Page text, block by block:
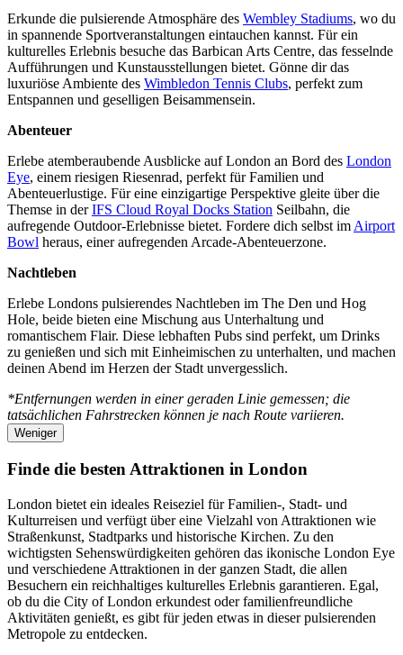
Erkunde die pulsierende Atmosphäre des Wembley Stadiums, wo du
in spannende Sportveranstaltungen eintauchen kannst. Für ein
kulturelles Erlebnis besuche das Barbican Arts Centre, das fesselnde
Aufführungen und Kunstausstellungen bietet. Gönne dir das
luxuriöse Ambiente des Wimbledon Tennis Clubs, perfekt zum
Entspannen und geselligen Beisammensein.
Abenteuer
Erlebe atemberaubende Ausblicke auf London an Bord des London
Eye, einem riesigen Riesenrad, perfekt für Familien und
Abenteuerlustige. Für eine einzigartige Perspektive gleite über die
Themse in derIFS Cloud Royal Docks Station Seilbahn, die
aufregende Outdoor-Erlebnisse bietet. Fordere dich selbst im Airport
Bowl heraus, einer aufregenden Arcade-Abenteuerzone.
Nachtleben
Erlebe Londons pulsierendes Nachtleben im The Den und Hog
Hole, beide bieten eine Mischung aus Unterhaltung und
romantischem Flair. Diese lebhaften Pubs sind perfekt, um Drinks
zu genießen und sich mit Einheimischen zu unterhalten, und machen
deinen Abend im Herzen der Stadt unvergesslich.
*Entfernungen werden in einer geraden Linie gemessen; die
tatsächlichen Fahrstrecken können je nach Route variieren.
Weniger
Finde die besten Attraktionen in London
London bietet ein ideales Reiseziel für Familien-, Stadt- und
Kulturreisen und verfügt über eine Vielzahl von Attraktionen wie
Straßenkunst, Stadtparks und historische Kirchen. Zu den
wichtigsten Sehenswürdigkeiten gehören das ikonische London Eye
und verschiedene Attraktionen in der ganzen Stadt, die allen
Besuchern ein reichhaltiges kulturelles Erlebnis garantieren. Egal,
ob du die City of London erkundest oder familienfreundliche
Aktivitäten genießt, es gibt für jeden etwas in dieser pulsierenden
Metropole zu entdecken.